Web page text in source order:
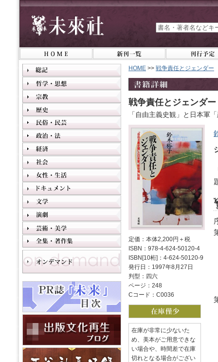
HOME >> 戦争責任とジェンダー
戦争責任とジェンダー
「自由主義史観」と日本軍
定価：本体2,200円＋税
ISBN：978-4-624-50120-4
ISBN[10桁]：4-624-50120-9
発行日：1997年8月27日
判型：四六
ページ：248
Cコード：C0036
在庫が非常に少ないた
め、美本がご用意できな
い場合や、時間差で在庫
切れとなる場合がござい